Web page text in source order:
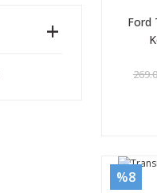
Ford
%8